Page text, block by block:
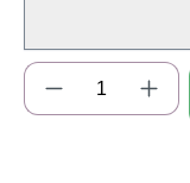
Produkt